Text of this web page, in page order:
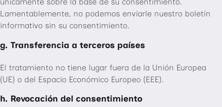
únicamente sobre la base de su consentimiento.
Lamentablemente, no podemos enviarle nuestro boletín
informativo sin su consentimiento.
g. Transferencia a terceros países
El tratamiento no tiene lugar fuera de la Unión Europea
(UE) o del Espacio Económico Europeo (EEE).
h. Revocación del consentimiento